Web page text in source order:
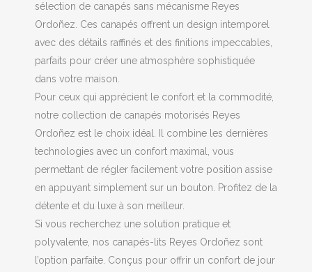
sélection de canapés sans mécanisme Reyes
Ordoñez. Ces canapés offrent un design intemporel
avec des détails raffinés et des finitions impeccables,
parfaits pour créer une atmosphère sophistiquée
dans votre maison.
Pour ceux qui apprécient le confort et la commodité,
notre collection de canapés motorisés Reyes
Ordoñez est le choix idéal. Il combine les dernières
technologies avec un confort maximal, vous
permettant de régler facilement votre position assise
en appuyant simplement sur un bouton. Profitez de la
détente et du luxe à son meilleur.
Si vous recherchez une solution pratique et
polyvalente, nos canapés-lits Reyes Ordoñez sont
l’option parfaite. Conçus pour offrir un confort de jour